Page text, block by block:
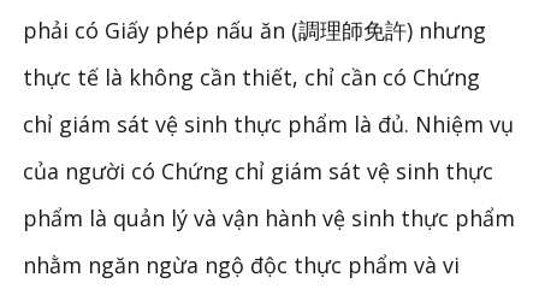
phải có Giấy phép nấu ăn (調理師免許) nhưng
thực tế là không cần thiết, chỉ cần có Chứng
chỉ giám sát vệ sinh thực phẩm là đủ. Nhiệm vụ
của người có Chứng chỉ giám sát vệ sinh thực
phẩm là quản lý và vận hành vệ sinh thực phẩm
nhằm ngăn ngừa ngộ độc thực phẩm và vi